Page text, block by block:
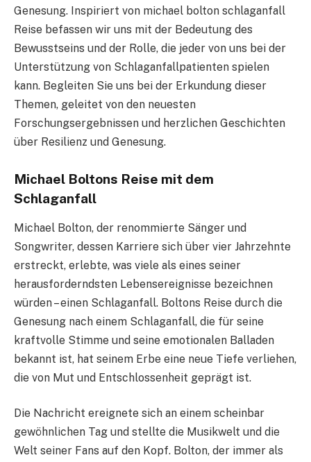
Genesung. Inspiriert von michael bolton schlaganfall
Reise befassen wir uns mit der Bedeutung des
Bewusstseins und der Rolle, die jeder von uns bei der
Unterstützung von Schlaganfallpatienten spielen
kann. Begleiten Sie uns bei der Erkundung dieser
Themen, geleitet von den neuesten
Forschungsergebnissen und herzlichen Geschichten
über Resilienz und Genesung.
Michael Boltons Reise mit dem
Schlaganfall
Michael Bolton, der renommierte Sänger und
Songwriter, dessen Karriere sich über vier Jahrzehnte
erstreckt, erlebte, was viele als eines seiner
herausforderndsten Lebensereignisse bezeichnen
würden – einen Schlaganfall. Boltons Reise durch die
Genesung nach einem Schlaganfall, die für seine
kraftvolle Stimme und seine emotionalen Balladen
bekannt ist, hat seinem Erbe eine neue Tiefe verliehen,
die von Mut und Entschlossenheit geprägt ist.
Die Nachricht ereignete sich an einem scheinbar
gewöhnlichen Tag und stellte die Musikwelt und die
Welt seiner Fans auf den Kopf. Bolton, der immer als